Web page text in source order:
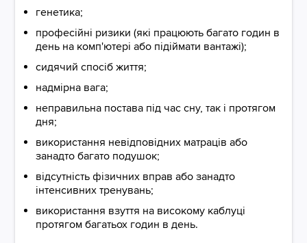
генетика;
професійні ризики (які працюють багато годин в
день на комп'ютері або підіймати вантажі);
сидячий спосіб життя;
надмірна вага;
неправильна постава під час сну, так і протягом
дня;
використання невідповідних матраців або
занадто багато подушок;
відсутність фізичних вправ або занадто
інтенсивних тренувань;
використання взуття на високому каблуці
протягом багатьох годин в день.